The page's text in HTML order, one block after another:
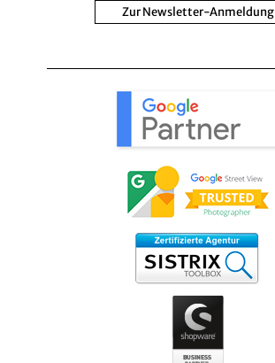
Zur Newsletter-Anmeldung